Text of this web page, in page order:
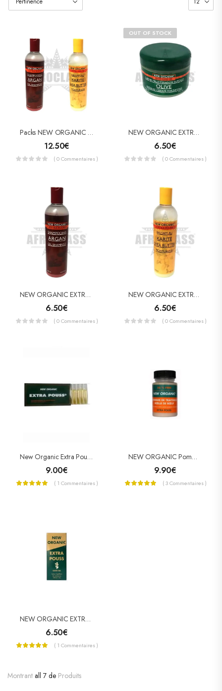
Packs NEW ORGANIC EXTRA POUSS Shampooing ARGAN + Balsam KARITE
12.50€
( 0 Commentaires )
OUT OF STOCK
NEW ORGANIC EXTRA POUSS Crème Fortifiante Intense OLIVE
6.50€
( 0 Commentaires )
NEW ORGANIC EXTRA POUSS Shampooing ARGAN
6.50€
( 0 Commentaires )
NEW ORGANIC EXTRA POUSS Balsam Au Karité (Après-Shampooing)
6.50€
( 0 Commentaires )
New Organic Extra Pouss Ampoules De Croissance
9.00€
( 1 Commentaires )
NEW ORGANIC Pommade À La Moelle De Boeuf
9.90€
( 3 Commentaires )
NEW ORGANIC EXTRA POUSS Lotion Capillaire De Croissance
6.50€
( 1 Commentaires )
Montrant all 7 de Produits